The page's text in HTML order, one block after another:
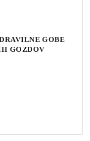
GOBE
GOZDOV